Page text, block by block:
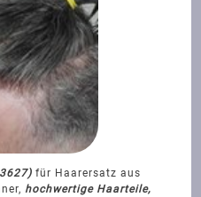
für Haarersatz aus
hochwertige Haarteile,